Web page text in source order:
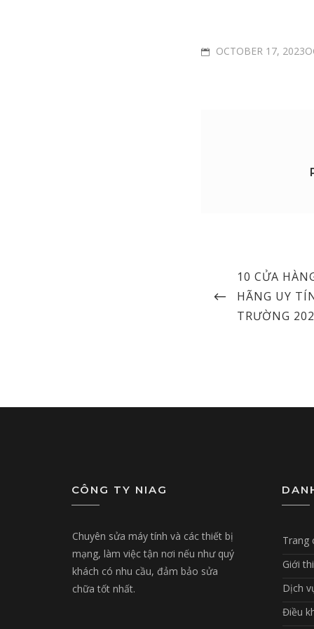
POSTEDOCTOBER 17,
Post
navigation
PREVIOUS
POST
10 CỬA
HÃNG UY
TRƯỜNG
CÔNG TY NIAG
Chuyên sửa máy tính và các thiết bị
mạng, làm việc tận nơi nếu như quý
khách có nhu cầu, đảm bảo sửa
chữa tốt nhất.
Trang
Giới
Dịch
Điều